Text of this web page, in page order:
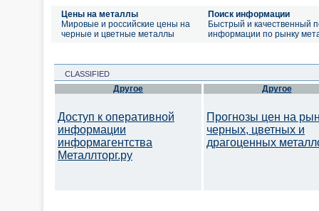
Цены на металлы
Мировые и российские цены на
черные и цветные металлы
Поиск информации
Быстрый и качественный
информации по рынку
CLASSIFIED
Другое
Доступ к оперативной
информации
информагентства
Металлторг.ру
Другое
Прогнозы цен на
черных, цветных и
драгоценных